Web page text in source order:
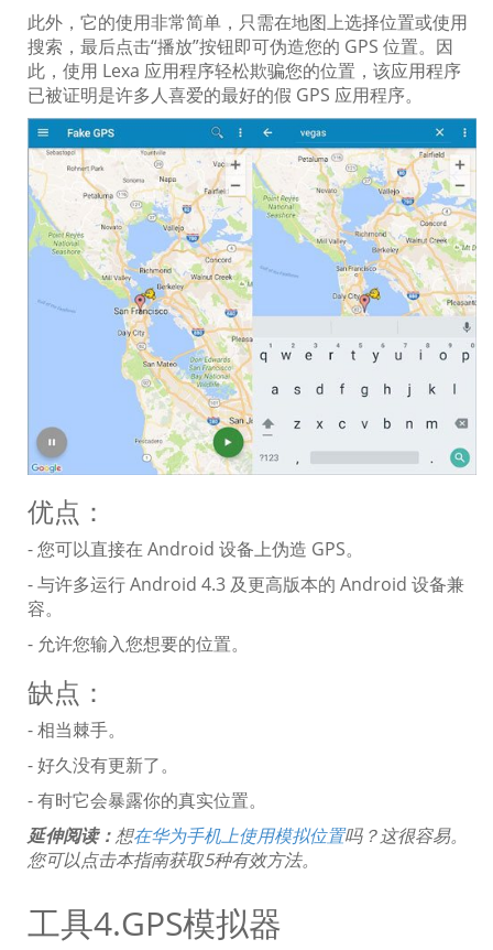
此外，它的使用非常简单，只需在地图上选择位置或使用
搜索，最后点击“播放”按钮即可伪造您的 GPS 位置。因
此，使用 Lexa 应用程序轻松欺骗您的位置，该应用程序
已被证明是许多人喜爱的最好的假 GPS 应用程序。
优点：
- 您可以直接在 Android 设备上伪造 GPS。
- 与许多运行 Android 4.3 及更高版本的 Android 设备兼
容。
- 允许您输入您想要的位置。
缺点：
- 相当棘手。
- 好久没有更新了。
- 有时它会暴露你的真实位置。
延伸阅读： 想在华为手机上使用模拟位置吗？这很容易。
您可以点击本指南获取5种有效方法。
工具4.GPS模拟器